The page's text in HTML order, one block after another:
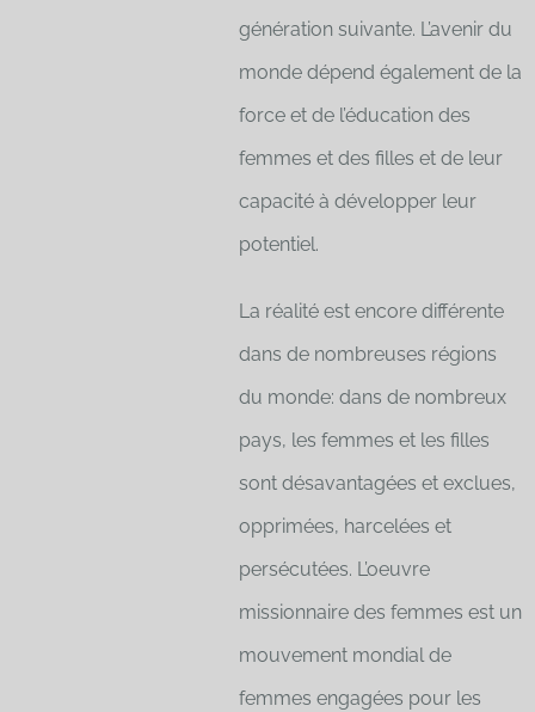
génération suivante. L’avenir du
monde dépend également de la
force et de l’éducation des
femmes et des filles et de leur
capacité à développer leur
potentiel.
La réalité est encore différente
dans de nombreuses régions
du monde: dans de nombreux
pays, les femmes et les filles
sont désavantagées et exclues,
opprimées, harcelées et
persécutées. L’oeuvre
missionnaire des femmes est un
mouvement mondial de
femmes engagées pour les